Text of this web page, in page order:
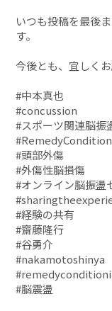
いつも投稿を最後
す。
今後とも、宜しくお
#中本真也
#concussion
#スポーツ関連脳振
#頭部外傷
#外傷性脳損傷
#オンライン脳振盪
#経験の共有
#齋藤隆行
#谷勇介
#nakamotoshinya
#脳震盪